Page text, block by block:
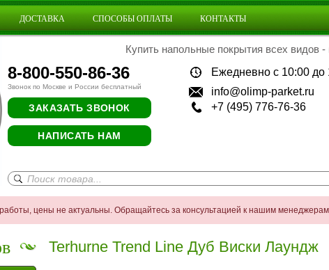
ДОСТАВКА СПОСОБЫ ОПЛАТЫ КОНТАКТЫ
Купить напольные покрытия всех видов -
8-800-550-86-36
Звонок по Москве и России бесплатный
ЗАКАЗАТЬ ЗВОНОК
НАПИСАТЬ НАМ
Ежедневно с 10:00 до
info@olimp-parket.ru
+7 (495) 776-76-36
работы, цены не актуальны. Обращайтесь за консультацией к нашим
Terhurne Trend Line Дуб Виски Лаундж